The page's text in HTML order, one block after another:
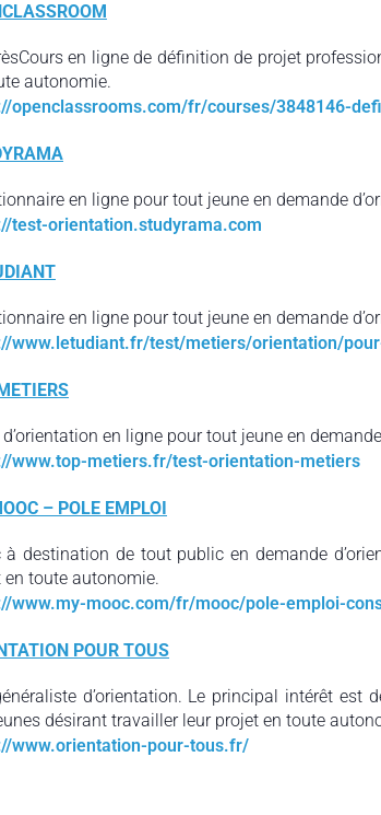
en ligne de définition de projet
autonomie.
openclassrooms.com/fr/courses/3848146-
en ligne pour tout jeune en demande
test-orientation.studyrama.com
en ligne pour tout jeune en demande
www.letudiant.fr/test/metiers/orientation/
en ligne pour tout jeune en
www.top-metiers.fr/test-orientation-metiers
– POLE EMPLOI
à destination de tout public en demande
en toute autonomie.
www.my-mooc.com/fr/mooc/pole-emploi-
POUR TOUS
d’orientation. Le principal intérêt est
désirant travailler leur projet en toute
www.orientation-pour-tous.fr/